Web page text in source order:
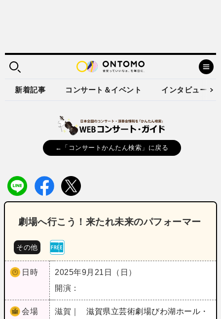
新着記事 コンサート＆イベント インタビュー
←「コンサートかんたん検索」に戻る
劇場へ行こう！来たれ未来のパフォーマー
その他
日時
2025年9月21日（日）
開演：
会場 滋賀｜
滋賀県立芸術劇場びわ湖ホール・